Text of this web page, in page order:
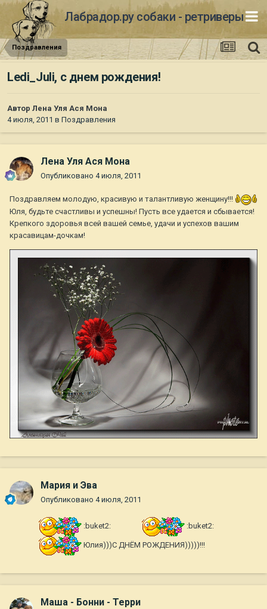
Лабрадор.ру собаки - ретриверы
Поздравления
Ledi_Juli, с днем рождения!
Автор Лена Уля Ася Мона
4 июля, 2011 в Поздравления
Лена Уля Ася Мона
Опубликовано 4 июля, 2011
Поздравляем молодую, красивую и талантливую женщину!!!
Юля, будьте счастливы и успешны! Пусть все удается и сбывается!
Крепкого здоровья всей вашей семье, удачи и успехов вашим
красавицам-дочкам!
Мария и Эва
Опубликовано 4 июля, 2011
:buket2: :buket2:
Юлия)))С ДНЁМ РОЖДЕНИЯ)))))!!!
Маша - Бонни - Терри